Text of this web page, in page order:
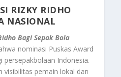
RIZKY RIDHO
NASIONAL
Bagi Sepak Bola
nominasi Puskas Award
Indonesia.
visibilitas pemain lokal dan